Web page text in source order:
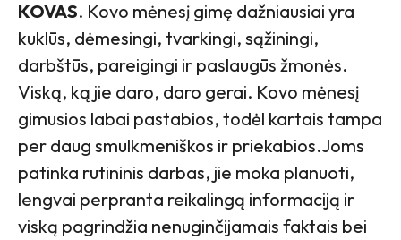
KOVAS. Kovo mėnesį gimę dažniausiai yra
kuklūs, dėmesingi, tvarkingi, sąžiningi,
darbštūs, pareigingi ir paslaugūs žmonės.
Viską, ką jie daro, daro gerai. Kovo mėnesį
gimusios labai pastabios, todėl kartais tampa
per daug smulkmeniškos ir priekabios.Joms
patinka rutininis darbas, jie moka planuoti,
lengvai perpranta reikalingą informaciją ir
viską pagrindžia nenuginčijamais faktais bei